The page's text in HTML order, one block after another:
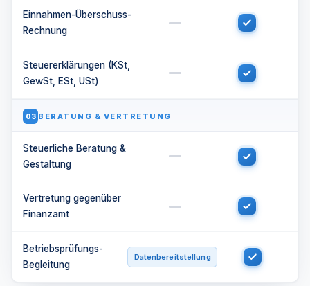
Einnahmen-Überschuss-
Rechnung
Steuererklärungen (KSt,
GewSt, ESt, USt)
03 BERATUNG & VERTRETUNG
Steuerliche Beratung &
Gestaltung
Vertretung gegenüber
Finanzamt
Betriebsprüfungs-
Begleitung
Datenbereitstellung